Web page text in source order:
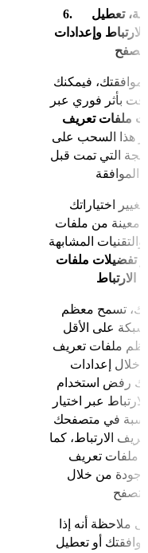
6. سحب الموافقة، تعطيل
وإعدادات
فيمكنك
بأثر فوري عبر
ملفات تعريف
هذا السحب على
التي تمت قبل
اختياراتك
معينة من ملفات
المشابهة
تفضيلات ملفات
الارتباط
تسمح معظم
على الأقل
ملفات تعريف
خلال إعدادات
رفض استخدام
عبر اختيار
في متصفحك
الارتباط، كما
ملفات تعريف
من خلال
ملاحظة أنه إذا
أو تعطيل